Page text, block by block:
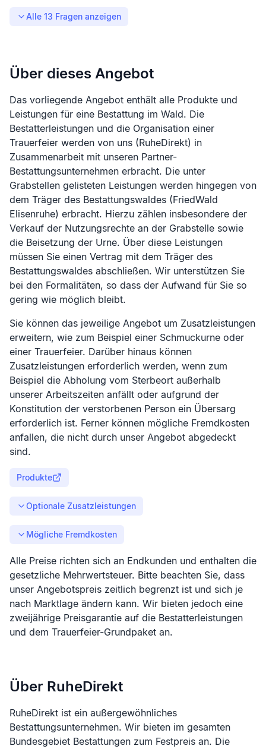
Alle 13 Fragen anzeigen
Über dieses Angebot
Das vorliegende Angebot enthält alle Produkte und
Leistungen für eine Bestattung im Wald. Die
Bestatterleistungen und die Organisation einer
Trauerfeier werden von uns (RuheDirekt) in
Zusammenarbeit mit unseren Partner-
Bestattungsunternehmen erbracht. Die unter
Grabstellen gelisteten Leistungen werden hingegen von
dem Träger des Bestattungswaldes (FriedWald
Elisenruhe) erbracht. Hierzu zählen insbesondere der
Verkauf der Nutzungsrechte an der Grabstelle sowie
die Beisetzung der Urne. Über diese Leistungen
müssen Sie einen Vertrag mit dem Träger des
Bestattungswaldes abschließen. Wir unterstützen Sie
bei den Formalitäten, so dass der Aufwand für Sie so
gering wie möglich bleibt.
Sie können das jeweilige Angebot um Zusatzleistungen
erweitern, wie zum Beispiel einer Schmuckurne oder
einer Trauerfeier. Darüber hinaus können
Zusatzleistungen erforderlich werden, wenn zum
Beispiel die Abholung vom Sterbeort außerhalb
unserer Arbeitszeiten anfällt oder aufgrund der
Konstitution der verstorbenen Person ein Übersarg
erforderlich ist. Ferner können mögliche Fremdkosten
anfallen, die nicht durch unser Angebot abgedeckt
sind.
Produkte
Optionale Zusatzleistungen
Mögliche Fremdkosten
Alle Preise richten sich an Endkunden und enthalten die
gesetzliche Mehrwertsteuer. Bitte beachten Sie, dass
unser Angebotspreis zeitlich begrenzt ist und sich je
nach Marktlage ändern kann. Wir bieten jedoch eine
zweijährige Preisgarantie auf die Bestatterleistungen
und dem Trauerfeier-Grundpaket an.
Über RuheDirekt
RuheDirekt ist ein außergewöhnliches
Bestattungsunternehmen. Wir bieten im gesamten
Bundesgebiet Bestattungen zum Festpreis an. Die